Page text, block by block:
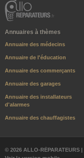
Annuaires à thèmes
Annuaire des médecins
Annuaire de l'éducation
Annuaire des commerçants
Annuaire des garages
Annuaire des installateurs
d'alarmes
Annuaire des chauffagistes
© 2026 ALLO-RÉPARATEURS |